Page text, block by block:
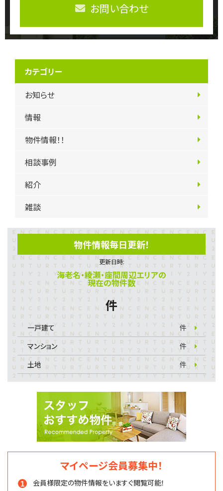
お問い合わせ
カテゴリー
お知らせ
情報
物件情報！！
相談事例
紹介
雑談
物件情報毎日更新！
更新日時:
海老名・綾瀬・座間周辺エリアの
現在の物件数
件
一戸建て
件
マンション
件
土地
件
マイページ会員募集中！
会員様限定の物件情報をいますぐ閲覧可能！